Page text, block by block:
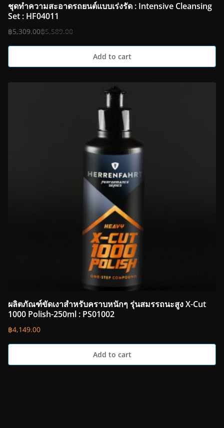
ชุดทำความสะอาดรถยนต์แบบเร่งรัด : Intensive Cleansing
Set : HF04011
฿5,589.00
฿5,309.00
Add to cart
ผลิตภัณฑ์ขัดเงาสำหรับคราบหนักๆ รุ่นสมรรถนะสูง X-Cut
1000 Polish-250ml : PS01002
฿4,149.00
Add to cart